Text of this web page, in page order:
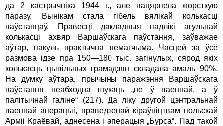
да 2 кастрычніка 1944 г., але пацярпела жорсткую
паразу. Вынікам стала гібель вялікай колькасці
паўстанцаў. Правесці дакладныя падлікі агульнай
колькасці ахвяр Варшаўскага паўстання, заўважае
аўтар, пакуль практычна немагчыма. Часцей за ўсё
размова ідзе пра 150—180 тыс. загінулых, сярод якіх
колькасць цывільных грамадзян складала амаль 90%.
На думку аўтара, прычыны паражэння Варшаўскага
паўстання неабходна шукаць „не ў ваеннай, а ў
палітычнай галіне“ (217). Да ліку другой цэнтральнай
ваеннай аперацыі, праведзенай кіраўніцтвам польскай
Арміі Краёвай, аднесена і аперацыя „Бурса“. Пад такой